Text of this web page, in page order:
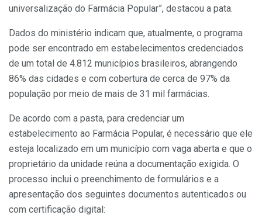
universalização do Farmácia Popular”, destacou a pata.
Dados do ministério indicam que, atualmente, o programa
pode ser encontrado em estabelecimentos credenciados
de um total de 4.812 municípios brasileiros, abrangendo
86% das cidades e com cobertura de cerca de 97% da
população por meio de mais de 31 mil farmácias.
De acordo com a pasta, para credenciar um
estabelecimento ao Farmácia Popular, é necessário que ele
esteja localizado em um município com vaga aberta e que o
proprietário da unidade reúna a documentação exigida. O
processo inclui o preenchimento de formulários e a
apresentação dos seguintes documentos autenticados ou
com certificação digital: